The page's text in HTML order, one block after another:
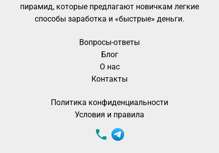
пирамид, которые предлагают новичкам легкие
способы заработка и «быстрые» деньги.
Вопросы-ответы
Блог
О нас
Контакты
Политика конфиденциальности
Условия и правила